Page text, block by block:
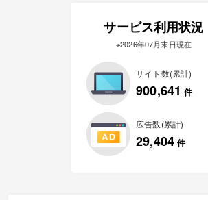
サービス利用状況
※2026年07月末日現在
サイト数(累計)
900,641 件
広告数(累計)
29,404 件